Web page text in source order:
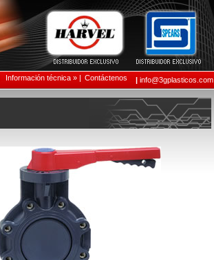
Información técnica » | Contáctenos | info@3gplasticos.com